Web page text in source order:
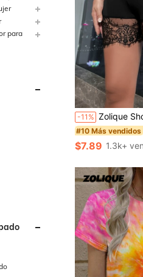
para
-11% Zolique Shorts biker
#10 Más vendidos
$7.89 1.3k+